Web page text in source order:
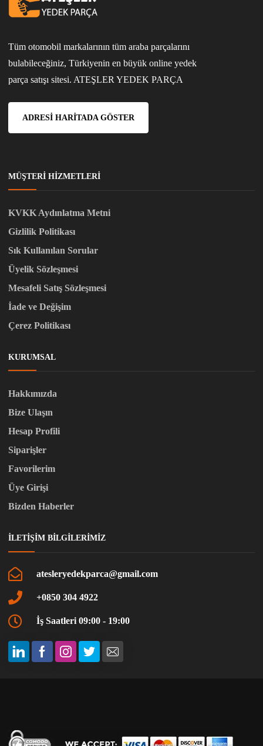
Tüm otomobil markalarının tüm araba parçalarını
bulabileceğiniz, Türkiyenin en büyük online yedek
parça satışı sitesi. ATEŞLER YEDEK PARÇA
ADRESI HARITADA GÖSTER
MÜŞTERI HIZMETLERI
KVKK Aydınlatma Metni
Gizlilik Politikası
Sık Kullanılan Sorular
Üyelik Sözleşmesi
Mesafeli Satış Sözleşmesi
İade ve Değişim
Çerez Politikası
KURUMSAL
Hakkımızda
Bize Ulaşın
Hesap Profili
Siparişler
Favorilerim
Üye Girişi
Bizden Haberler
İLETIŞIM BILGILERIMIZ
atesleryedekparca@gmail.com
+0850 304 4922
İş Saatleri 09:00 - 19:00